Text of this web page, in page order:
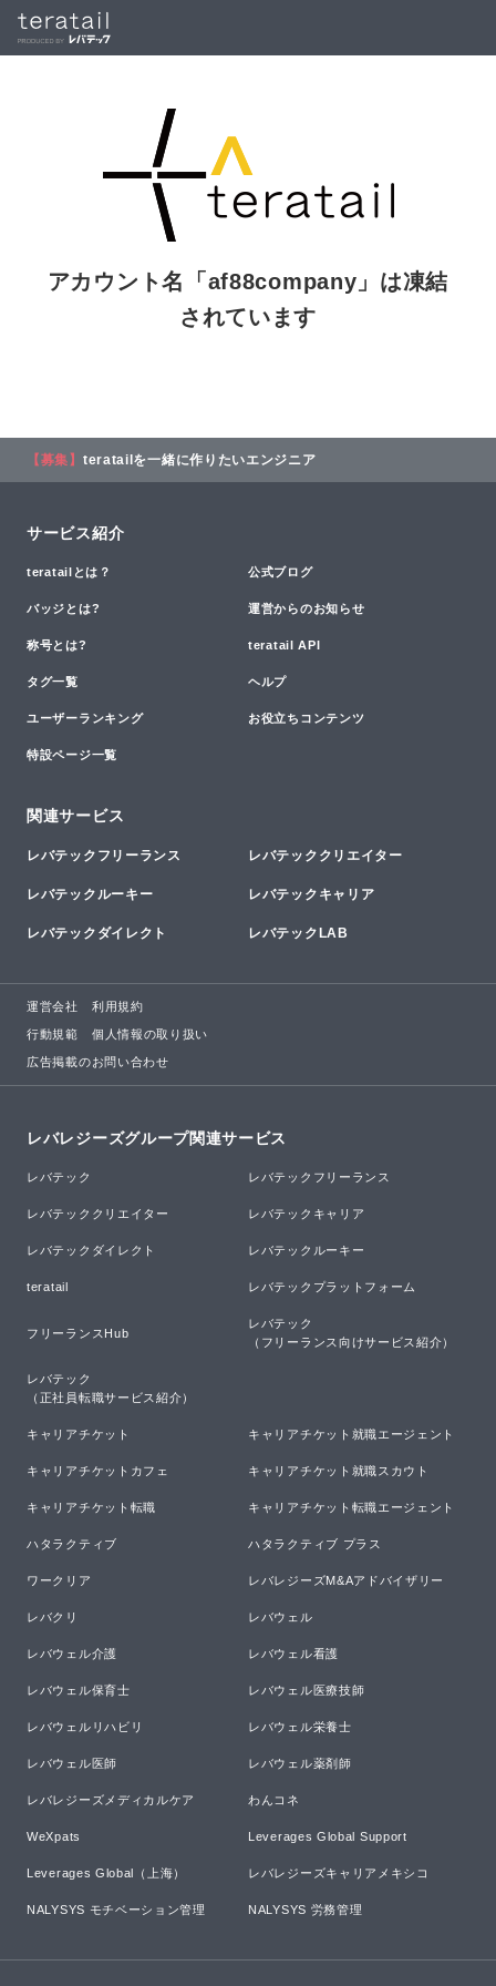
アカウント名「 af88company 」は凍結
されています
【募集】 teratailを一緒に作りたいエンジニア
サービス紹介
teratailとは？ 公式ブログ
バッジとは? 運営からのお知らせ
称号とは? teratail API
タグ一覧 ヘルプ
ユーザーランキング お役立ちコンテンツ
特設ページ一覧
関連サービス
レバテックフリーランス レバテッククリエイター
レバテックルーキー レバテックキャリア
レバテックダイレクト レバテックLAB
運営会社 利用規約
行動規範 個人情報の取り扱い
広告掲載のお問い合わせ
レバレジーズグループ関連サービス
レバテック レバテックフリーランス
レバテッククリエイター レバテックキャリア
レバテックダイレクト レバテックルーキー
teratail レバテックプラットフォーム
フリーランスHub
レバテック
（フリーランス向けサービス紹介）
レバテック
（正社員転職サービス紹介）
キャリアチケット キャリアチケット就職エージェント
キャリアチケットカフェ キャリアチケット就職スカウト
キャリアチケット転職 キャリアチケット転職エージェント
ハタラクティブ ハタラクティブ プラス
ワークリア レバレジーズM&Aアドバイザリー
レバクリ レバウェル
レバウェル介護 レバウェル看護
レバウェル保育士 レバウェル医療技師
レバウェルリハビリ レバウェル栄養士
レバウェル医師 レバウェル薬剤師
レバレジーズメディカルケア わんコネ
WeXpats Leverages Global Support
Leverages Global（上海） レバレジーズキャリアメキシコ
NALYSYS モチベーション管理 NALYSYS 労務管理